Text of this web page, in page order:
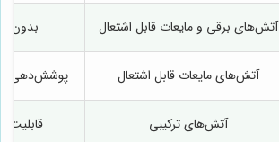
آتش‌های برقی و مایعات قابل اشتعال بدون
آتش‌های مایعات قابل اشتعال پوشش‌دهی
آتش‌های ترکیبی قابلیت